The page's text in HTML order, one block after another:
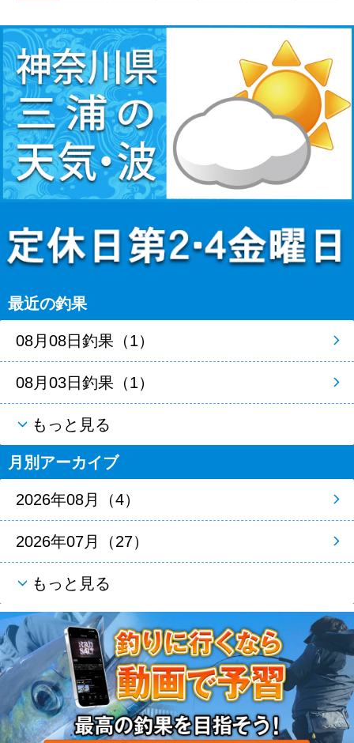
最近の釣果
08月08日釣果（1）
08月03日釣果（1）
もっと見る
月別アーカイブ
2026年08月（4）
2026年07月（27）
もっと見る